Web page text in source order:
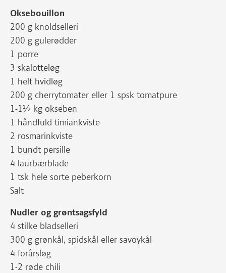
Oksebouillon
200 g knoldselleri
200 g gulerødder
1 porre
3 skalotteløg
1 helt hvidløg
200 g cherrytomater eller 1 spsk tomatpure
1-1½ kg okseben
1 håndfuld timiankviste
2 rosmarinkviste
1 bundt persille
4 laurbærblade
1 tsk hele sorte peberkorn
Salt
Nudler og grøntsagsfyld
4 stilke bladselleri
300 g grønkål, spidskål eller savoykål
4 forårsløg
1-2 røde chili